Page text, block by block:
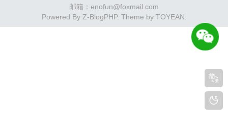
邮箱：enofun@foxmail.com
Powered By Z-BlogPHP. Theme by TOYEAN